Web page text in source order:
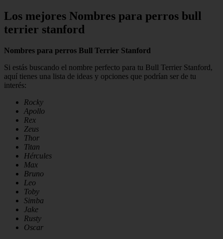
Los mejores Nombres para perros bull
terrier stanford
Nombres para perros Bull Terrier Stanford
Si estás buscando el nombre perfecto para tu Bull Terrier Stanford,
aquí tienes una lista de ideas y opciones que podrían ser de tu
interés:
Rocky
Apollo
Rex
Zeus
Thor
Titan
Hércules
Max
Bruno
Leo
Toby
Simba
Jake
Rusty
Oscar